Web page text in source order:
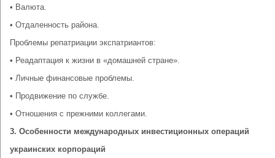
• Валюта.
• Отдаленность района.
Проблемы репатриации экспатриантов:
• Реадаптация к жизни в «домашней стране».
• Личные финансовые проблемы.
• Продвижение по службе.
• Отношения с прежними коллегами.
3. Особенности международных инвестиционных операций
украинских корпораций